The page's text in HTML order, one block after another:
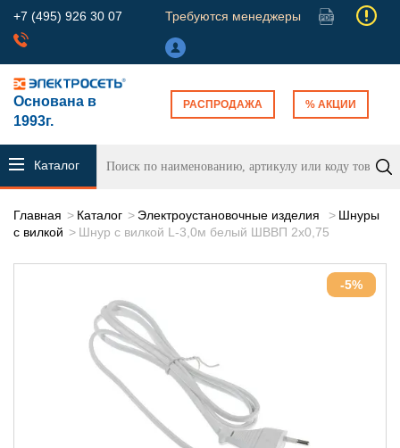
+7 (495) 926 30 07 Требуются менеджеры
Основана в
1993г.
РАСПРОДАЖА % АКЦИИ
Каталог
Главная Каталог Электроустановочные изделия
Шнуры
с вилкой
Шнур с вилкой L-3,0м белый ШВВП 2х0,75
-5%